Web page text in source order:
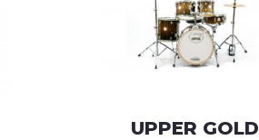
UPPER GOLD